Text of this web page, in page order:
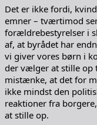
Det er ikke fordi,
emner – tværtimod
forældrebestyrelser i
af, at byrådet har
vi giver vores børn i
der vælger at stille op
mistænke, at det for
ikke mindst den
reaktioner fra
at stille op.